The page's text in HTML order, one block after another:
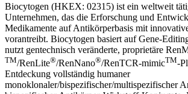
Biocytogen (HKEX: 02315) ist ein weltweit
Unternehmen, das die Erforschung und
Medikamente auf Antikörperbasis mit
vorantreibt. Biocytogen basiert auf Gene-
nutzt gentechnisch veränderte, proprietäre
TM/RenLite®/RenNano®/RenTCR-mimicTM-
Entdeckung vollständig humaner
monoklonaler/bispezifischer/multispezifischer